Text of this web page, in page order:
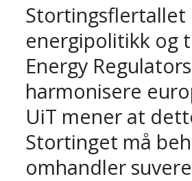
Stortingsflertallet
energipolitikk og
Energy
harmonisere
UiT mener at
Stortinget må
omhandler